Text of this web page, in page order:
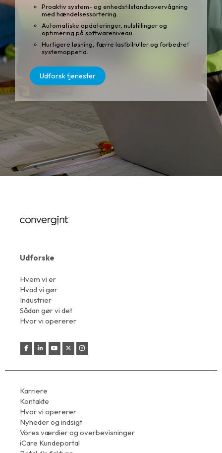
Proaktiv system- og enhedstilstandsovervågning
med hændelsessortering.
Automatiske opdateringer, nulstillinger og
optimering på softwareniveau.
Hurtigere løsning, færre lastbilruller og forbedret
systemoppetid.
Udforsk tjenester
Udforske
Hvem vi er
Hvad vi gør
Industrier
Sådan gør vi det
Hvor vi opererer
Karriere
Kontakte
Hvor vi opererer
Nyheder og indsigt
Vores værdier og overbevisninger
iCare Kundeportal